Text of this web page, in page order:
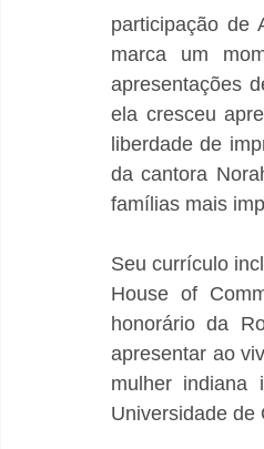
participação de
marca um
apresentações
ela cresceu
liberdade de
da cantora
famílias mais
Seu currículo
House of
honorário da
apresentar ao
mulher indiana
Universidade de